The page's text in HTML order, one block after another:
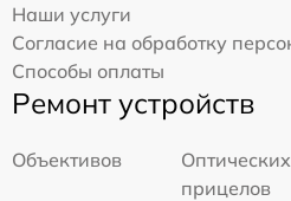
Наши услуги
Согласие на обработку
Способы оплаты
Ремонт устройств
Объективов
Оптических
прицелов